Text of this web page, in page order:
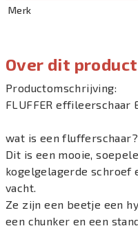
Over dit product
Productomschrijving:
FLUFFER effileerschaar
wat is een flufferschaar?
Dit is een mooie,
kogelgelagerde schroef
vacht.
Ze zijn een beetje een
een chunker en een
Merk